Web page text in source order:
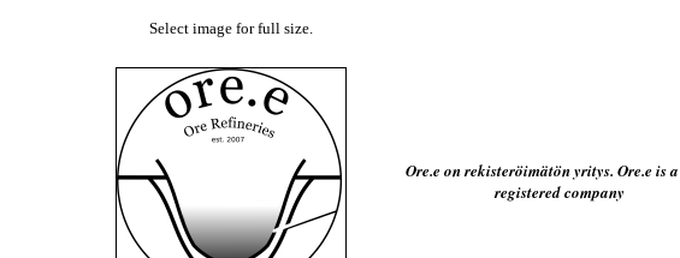
Select image for full size.
Ore.e on rekisteröimätön yritys. Ore.e is
registered company